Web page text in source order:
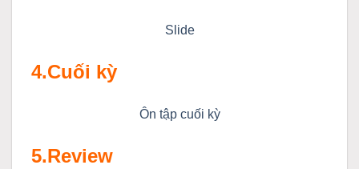
Slide
4.Cuối kỳ
Ôn tập cuối kỳ
5.Review